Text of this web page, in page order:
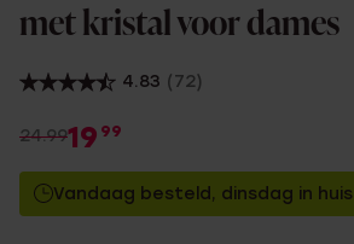
met kristal voor dames
4.83 (72)
24.9919 99
Vandaag besteld, dinsdag in huis